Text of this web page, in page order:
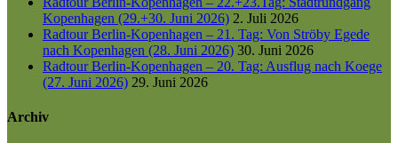
Kopenhagen (29.+30. Juni 2026) 2. Juli 2026
Radtour Berlin-Kopenhagen – 21. Tag: Von Ströby Egede
nach Kopenhagen (28. Juni 2026) 30. Juni 2026
Radtour Berlin-Kopenhagen – 20. Tag: Ausflug nach Koege
(27. Juni 2026) 29. Juni 2026
Archiv